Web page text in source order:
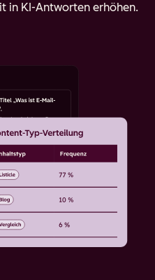
in KI-Antworten erhöhen.